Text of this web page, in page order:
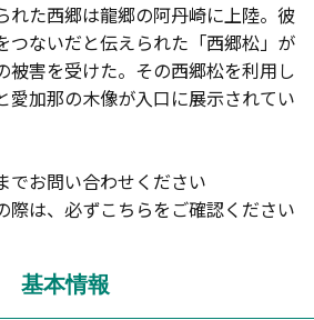
れた西郷は龍郷の阿丹崎に上陸。彼
つないだと伝えられた「西郷松」が
被害を受けた。その西郷松を利用し
愛加那の木像が入口に展示されてい
お問い合わせください
際は、必ずこちらをご確認ください
基本情報